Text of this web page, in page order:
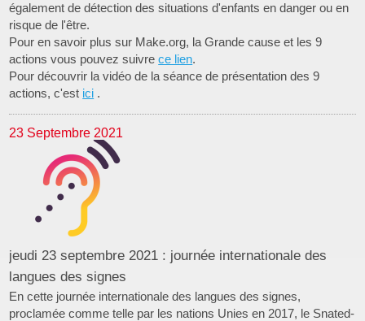
également de détection des situations d'enfants en danger ou en
risque de l'être.
Pour en savoir plus sur Make.org, la Grande cause et les 9
actions vous pouvez suivrece lien.
Pour découvrir la vidéo de la séance de présentation des 9
actions, c'est ici .
23 Septembre 2021
jeudi 23 septembre 2021 : journée internationale des
langues des signes
En cette journée internationale des langues des signes,
proclamée comme telle par les nations Unies en 2017, le Snated-